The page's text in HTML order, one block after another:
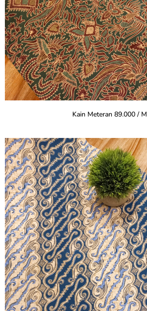
Kain Meteran 89.000 / M